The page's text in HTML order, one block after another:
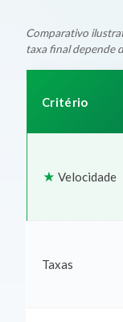
Comparativo
taxa final depende
Critério
Velocidade
Taxas